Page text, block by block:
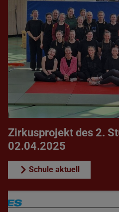
Zirkusprojekt des 2.
02.04.2025
Schule aktuell